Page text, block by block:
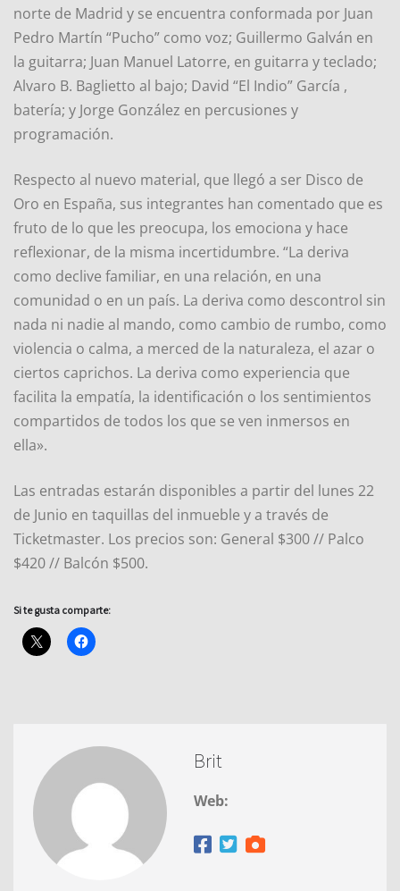
norte de Madrid y se encuentra conformada por Juan
Pedro Martín “Pucho” como voz; Guillermo Galván en
la guitarra; Juan Manuel Latorre, en guitarra y teclado;
Alvaro B. Baglietto al bajo; David “El Indio” García ,
batería; y Jorge González en percusiones y
programación.
Respecto al nuevo material, que llegó a ser Disco de
Oro en España, sus integrantes han comentado que es
fruto de lo que les preocupa, los emociona y hace
reflexionar, de la misma incertidumbre. “La deriva
como declive familiar, en una relación, en una
comunidad o en un país. La deriva como descontrol sin
nada ni nadie al mando, como cambio de rumbo, como
violencia o calma, a merced de la naturaleza, el azar o
ciertos caprichos. La deriva como experiencia que
facilita la empatía, la identificación o los sentimientos
compartidos de todos los que se ven inmersos en
ella».
Las entradas estarán disponibles a partir del lunes 22
de Junio en taquillas del inmueble y a través de
Ticketmaster. Los precios son: General $300 // Palco
$420 // Balcón $500.
Si te gusta comparte:
Brit
Web: